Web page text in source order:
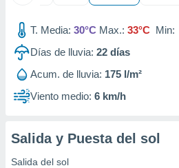
de
1199
T. Media: 30°C Max.: 33°C Min:
Días de lluvia: 22 días
Acum. de lluvia: 175 l/m²
Viento medio: 6 km/h
Salida y Puesta del sol
Salida del sol